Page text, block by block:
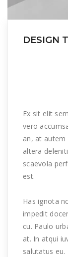
DESIGN
Ex sit elit
vero
an, at autem
altera
scaevola
est.
Has ignota
impedit
cu. Paulo
at. In atqui
salutatus eu.